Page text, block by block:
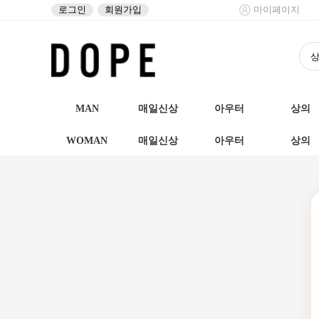
로그인 회원가입 마이페이지
MAN 매일신상 아우터 상의
WOMAN 매일신상 아우터 상의